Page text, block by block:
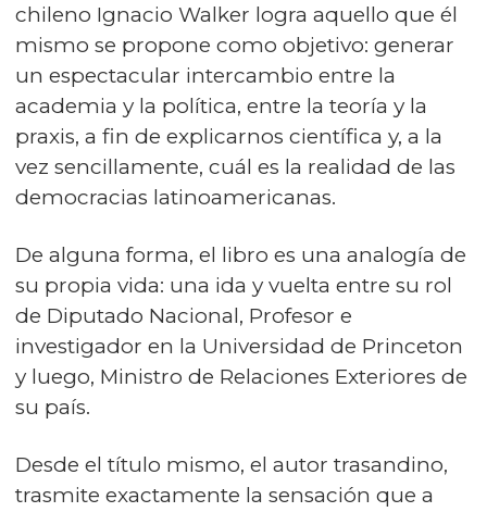
chileno Ignacio Walker logra aquello que él
mismo se propone como objetivo: generar
un espectacular intercambio entre la
academia y la política, entre la teoría y la
praxis, a fin de explicarnos científica y, a la
vez sencillamente, cuál es la realidad de las
democracias latinoamericanas.
De alguna forma, el libro es una analogía de
su propia vida: una ida y vuelta entre su rol
de Diputado Nacional, Profesor e
investigador en la Universidad de Princeton
y luego, Ministro de Relaciones Exteriores de
su país.
Desde el título mismo, el autor trasandino,
trasmite exactamente la sensación que a